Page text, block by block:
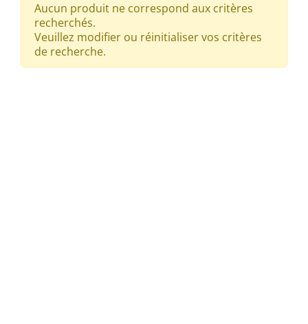
Aucun produit ne correspond aux critères
recherchés.
Veuillez modifier ou réinitialiser vos critères
de recherche.